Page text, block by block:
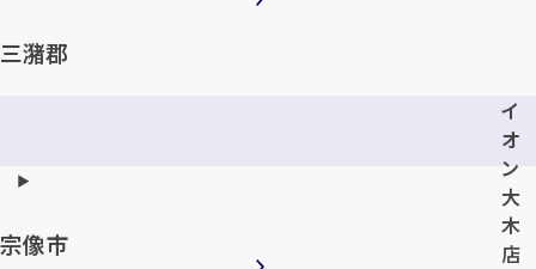
三潴郡
イ
オ
ン
大
木
店
宗像市